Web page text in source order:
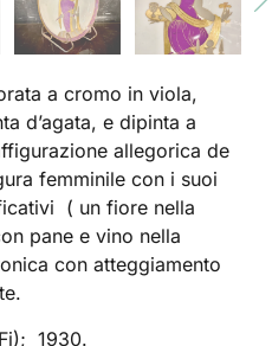
a cromo in viola,
d’agata, e dipinta a
allegorica de
femminile con i suoi
( un fiore nella
pane e vino nella
con atteggiamento
1930.